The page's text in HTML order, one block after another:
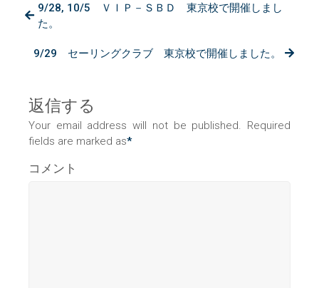
9/28, 10/5 ＶＩＰ－ＳＢＤ 東京校で開催しまし
た。
9/29 セーリングクラブ 東京校で開催しました。
返信する
Your email address will not be published. Required
fields are marked as*
コメント